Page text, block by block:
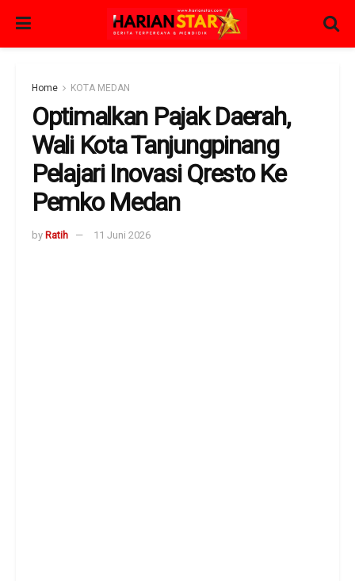
Home KOTA MEDAN
Optimalkan Pajak Daerah,
Wali Kota Tanjungpinang
Pelajari Inovasi Qresto Ke
Pemko Medan
by Ratih 11 Juni 2026